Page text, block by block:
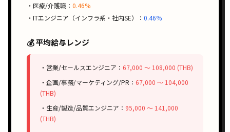
・医療/介護職： 0.46%
・ITエンジニア（インフラ系・社内SE）： 0.46%
💰 平均給与レンジ
・営業/セールスエンジニア： 67,000 〜 108,000 (THB)
・企画/事務/マーケティング/PR： 67,000 〜 104,000
(THB)
・生産/製造/品質エンジニア： 95,000 〜 141,000
(THB)